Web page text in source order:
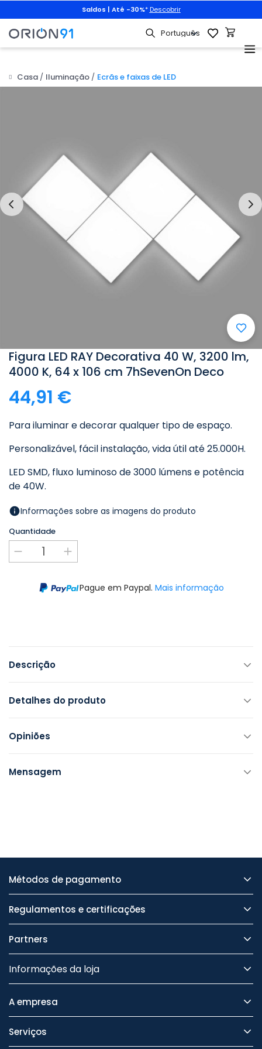
Saldos | Até -30%* Descobrir
Casa Iluminação Ecrãs e faixas de LED
Figura LED RAY Decorativa 40 W, 3200 lm,
4000 K, 64 x 106 cm 7hSevenOn Deco
44,91 €
Para iluminar e decorar qualquer tipo de espaço.
Personalizável, fácil instalação, vida útil até 25.000H.
LED SMD, fluxo luminoso de 3000 lúmens e potência
de 40W.
Informações sobre as imagens do produto
Quantidade
Pague em Paypal. Mais informação
Descrição
Detalhes do produto
Opiniões
Mensagem
Métodos de pagamento
Regulamentos e certificações
Partners
Informações da loja
A empresa
Serviços